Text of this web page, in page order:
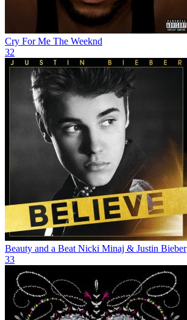
Cry For Me The Weeknd
32
Beauty and a Beat Nicki Minaj & Justin Bieber
33